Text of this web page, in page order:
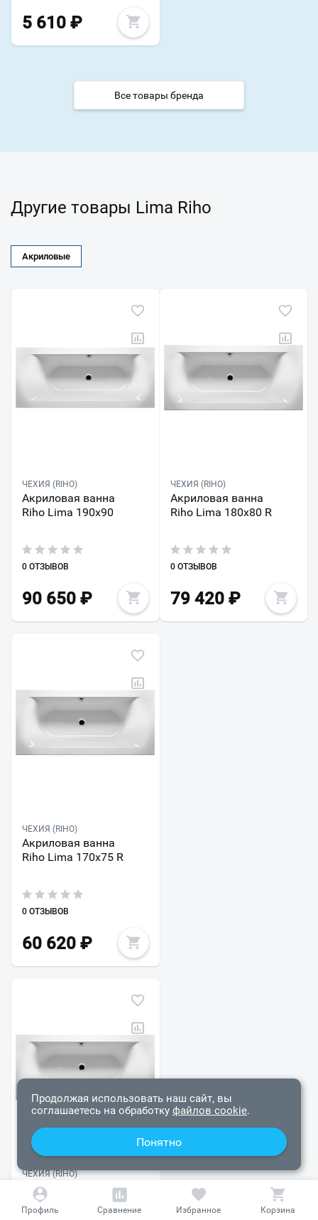
5 610 ₽
Все товары бренда
Другие товары Lima Riho
Акриловые
ЧЕХИЯ (RIHO)
Акриловая ванна
Riho Lima 190x90
0 ОТЗЫВОВ
90 650 ₽
ЧЕХИЯ (RIHO)
Акриловая ванна
Riho Lima 180x80 R
0 ОТЗЫВОВ
79 420₽
ЧЕХИЯ (RIHO)
Акриловая ванна
Riho Lima 170x75 R
0 ОТЗЫВОВ
60 620 ₽
ЧЕХИЯ (RIHO)
Акриловая ванна
Riho Lima 160x70
Ваш город
Продолжая использовать наш сайт, вы
соглашаетесь на обработку файлов cookie.
Понятно